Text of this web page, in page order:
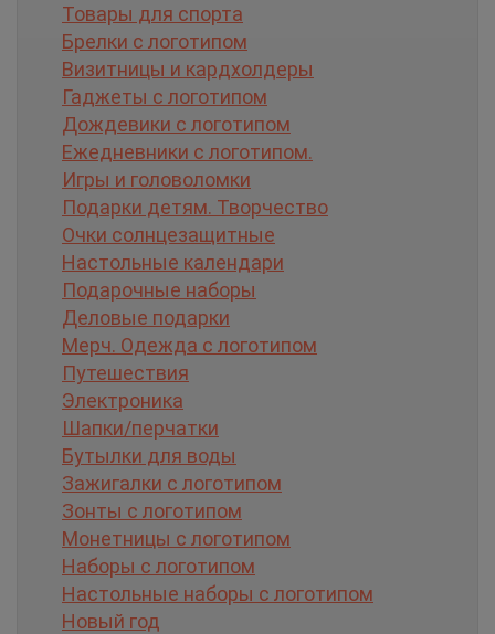
Товары для спорта
Брелки с логотипом
Визитницы и кардхолдеры
Гаджеты с логотипом
Дождевики с логотипом
Ежедневники с логотипом.
Игры и головоломки
Подарки детям. Творчество
Очки солнцезащитные
Настольные календари
Подарочные наборы
Деловые подарки
Мерч. Одежда с логотипом
Путешествия
Электроника
Шапки/перчатки
Бутылки для воды
Зажигалки с логотипом
Зонты с логотипом
Монетницы с логотипом
Наборы с логотипом
Настольные наборы с логотипом
Новый год